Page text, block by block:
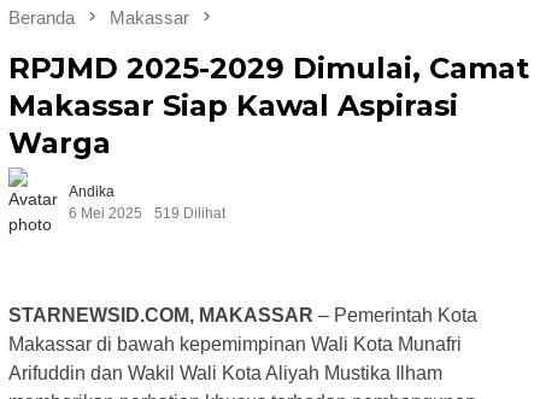
Beranda Makassar
RPJMD 2025-2029 Dimulai, Camat
Makassar Siap Kawal Aspirasi
Warga
Andika
6 Mei 2025
519 Dilihat
STARNEWSID.COM, MAKASSAR – Pemerintah Kota
Makassar di bawah kepemimpinan Wali Kota Munafri
Arifuddin dan Wakil Wali Kota Aliyah Mustika Ilham